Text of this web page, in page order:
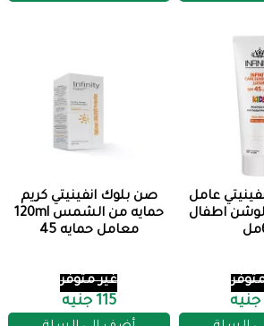
عامل
45+ لوشن اطفال
صن بلوك انفينيتي كريم
حمايه من الشمس 120ml
معامل حمايه 45
غير متوفر
115 جنيه